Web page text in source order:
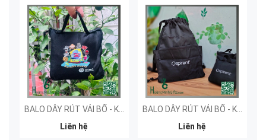
BALO DÂY RÚT VẢI BỐ - KHÁCH HÀNG TH SCHOOL
Liên hệ
BALO DÂY RÚT VẢI BỐ - KHÁCH HÀNG SPIRENT
Liên hệ